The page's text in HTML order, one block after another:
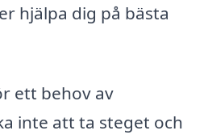
hjälpa dig på bästa
ett behov av
inte att ta steget och